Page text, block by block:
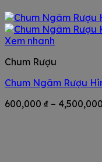
Xem nhanh
Chum Rượu
Chum Ngâm Rượu
600,000 ₫ – 4,500,000